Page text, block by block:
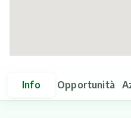
Info Opportunità